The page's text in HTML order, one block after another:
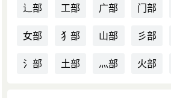
辶部
工部 广部 门部
女部
犭部 山部 彡部
氵部
土部 灬部 火部